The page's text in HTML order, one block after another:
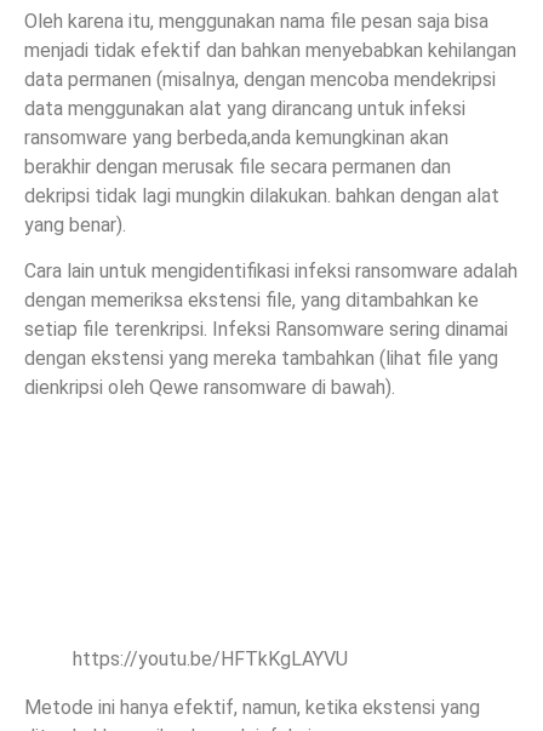
Oleh karena itu, menggunakan nama file pesan saja bisa
menjadi tidak efektif dan bahkan menyebabkan kehilangan
data permanen (misalnya, dengan mencoba mendekripsi
data menggunakan alat yang dirancang untuk infeksi
ransomware yang berbeda,anda kemungkinan akan
berakhir dengan merusak file secara permanen dan
dekripsi tidak lagi mungkin dilakukan. bahkan dengan alat
yang benar).
Cara lain untuk mengidentifikasi infeksi ransomware adalah
dengan memeriksa ekstensi file, yang ditambahkan ke
setiap file terenkripsi. Infeksi Ransomware sering dinamai
dengan ekstensi yang mereka tambahkan (lihat file yang
dienkripsi oleh Qewe ransomware di bawah).
https://youtu.be/HFTkKgLAYVU
Metode ini hanya efektif, namun, ketika ekstensi yang